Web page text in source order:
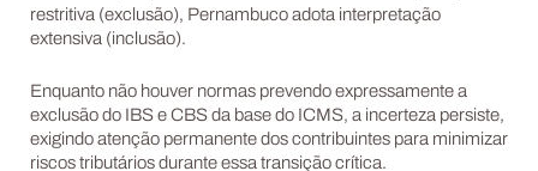
restritiva (exclusão), Pernambuco adota interpretação
extensiva (inclusão).
Enquanto não houver normas prevendo expressamente a
exclusão do IBS e CBS da base do ICMS, a incerteza persiste,
exigindo atenção permanente dos contribuintes para minimizar
riscos tributários durante essa transição crítica.